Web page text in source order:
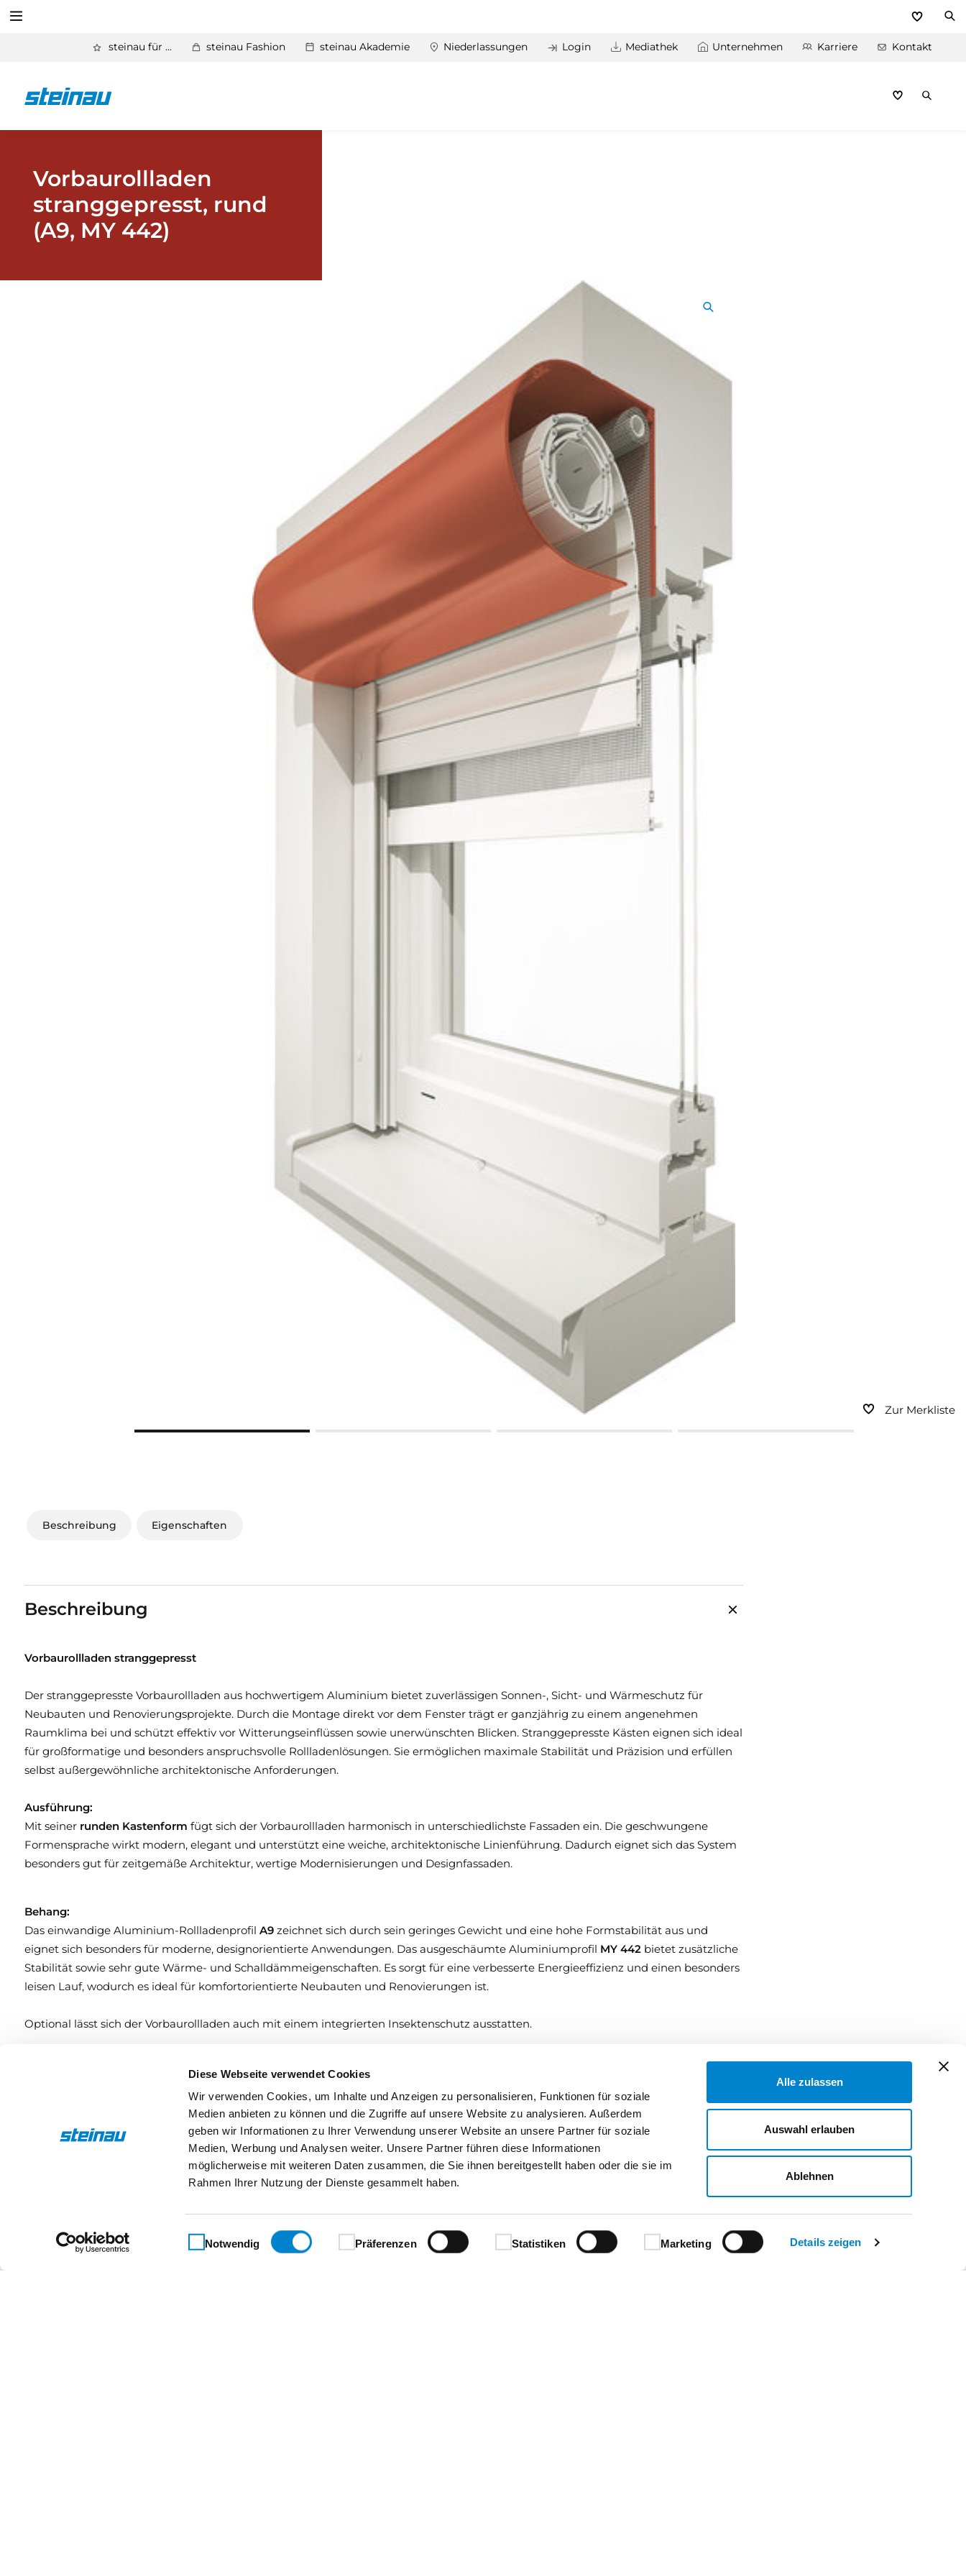
Diese Webseite verwendet Cookies
Wir verwenden Cookies, um Inhalte und Anzeigen zu personalisieren, Funktionen für soziale
Medien anbieten zu können und die Zugriffe auf unsere Website zu analysieren. Außerdem
geben wir Informationen zu Ihrer Verwendung unserer Website an unsere Partner für soziale
Medien, Werbung und Analysen weiter. Unsere Partner führen diese Informationen
möglicherweise mit weiteren Daten zusammen, die Sie ihnen bereitgestellt haben oder die sie im
Rahmen Ihrer Nutzung der Dienste gesammelt haben.
Einwilligungsauswahl
Notwendig
Präferenzen Statistiken Marketing Details zeigen
Alle zulassen
Auswahl erlauben
Ablehnen
Produkte
Basic Aktionen 2026
Tore
Industrie, Gewerbe, Öffentliche Hand
steinau für ... steinau Fashion steinau Akademie Niederlassungen Login Mediathek Unternehmen Karriere Kontakt
Vorbaurollladen
stranggepresst, rund
(A9, MY 442)
Zur Merkliste
Beschreibung Eigenschaften
Beschreibung
Vorbaurollladen stranggepresst
Der stranggepresste Vorbaurollladen aus hochwertigem Aluminium bietet zuverlässigen Sonnen-, Sicht- und Wärmeschutz für
Neubauten und Renovierungsprojekte. Durch die Montage direkt vor dem Fenster trägt er ganzjährig zu einem angenehmen
Raumklima bei und schützt effektiv vor Witterungseinflüssen sowie unerwünschten Blicken. Stranggepresste Kästen eignen sich ideal
für großformatige und besonders anspruchsvolle Rollladenlösungen. Sie ermöglichen maximale Stabilität und Präzision und erfüllen
selbst außergewöhnliche architektonische Anforderungen.
Ausführung:
Mit seiner runden Kastenform fügt sich der Vorbaurollladen harmonisch in unterschiedlichste Fassaden ein. Die geschwungene
Formensprache wirkt modern, elegant und unterstützt eine weiche, architektonische Linienführung. Dadurch eignet sich das System
besonders gut für zeitgemäße Architektur, wertige Modernisierungen und Designfassaden.
Behang:
Das einwandige Aluminium-Rollladenprofil A9zeichnet sich durch sein geringes Gewicht und eine hohe Formstabilität aus und
eignet sich besonders für moderne, designorientierte Anwendungen. Das ausgeschäumte Aluminiumprofil MY 442bietet zusätzliche
Stabilität sowie sehr gute Wärme- und Schalldämmeigenschaften. Es sorgt für eine verbesserte Energieeffizienz und einen besonders
leisen Lauf, wodurch es ideal für komfortorientierte Neubauten und Renovierungen ist.
Optional lässt sich der Vorbaurollladen auch mit einem integrierten Insektenschutz ausstatten.
Die Bedienung erfolgt wahlweise komfortabel perElektroantrieb
Schnur- oder Kurbelbedienung. So lässt sich der Vorbaurollladen individuell an Ihre Bedürfnisse anpassen.
Ausführliche Produktbeschreibungen und passendes Zubehör finden Sie in unserer Händlerpreisliste Vorbauprogramm.